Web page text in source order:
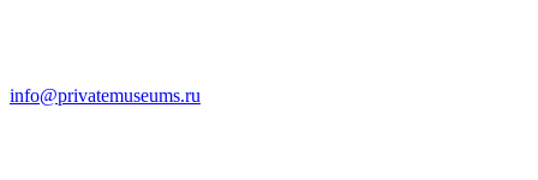
info@privatemuseums.ru